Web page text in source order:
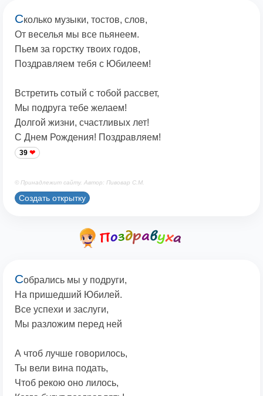
Сколько музыки, тостов, слов,
От веселья мы все пьянеем.
Пьем за горстку твоих годов,
Поздравляем тебя с Юбилеем!
Встретить сотый с тобой рассвет,
Мы подруга тебе желаем!
Долгой жизни, счастливых лет!
С Днем Рождения! Поздравляем!
39
© Принадлежит сайту. Автор: Пивовар С.М.
Создать открытку
Собрались мы у подруги,
На пришедший Юбилей.
Все успехи и заслуги,
Мы разложим перед ней
А чтоб лучше говорилось,
Ты вели вина подать,
Чтоб рекою оно лилось,